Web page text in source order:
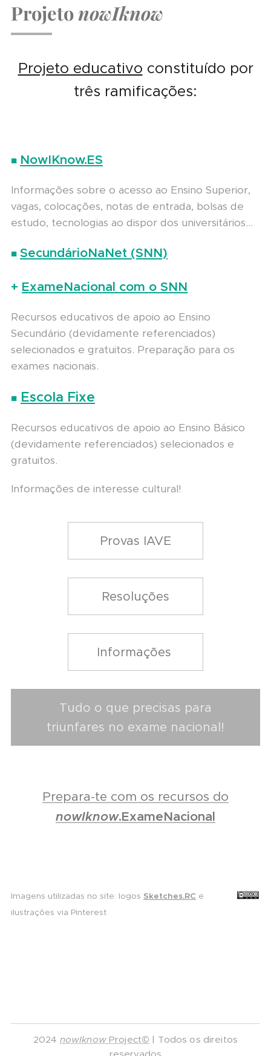
ProjetonowIknow
Projeto educativo constituído por
três ramificações:
■ NowIKnow.ES
Informações sobre o acesso ao Ensino Superior,
vagas, colocações, notas de entrada, bolsas de
estudo, tecnologias ao dispor dos universitários...
■ SecundárioNaNet (SNN)
+ ExameNacional com o SNN
Recursos educativos de apoio ao Ensino
Secundário (devidamente referenciados)
selecionados e gratuitos. Preparação para os
exames nacionais.
■ Escola Fixe
Recursos educativos de apoio ao Ensino Básico
(devidamente referenciados) selecionados e
gratuitos.
Informações de interesse cultural!
Provas IAVE
Resoluções
Informações
Tudo o que precisas para
triunfares no exame nacional!
Prepara-te com os recursos do
nowIknow.ExameNacional
Imagens utilizadas no site: logos Sketches.RC e
ilustrações via Pinterest
2024 nowIknow Project© | Todos os direitos